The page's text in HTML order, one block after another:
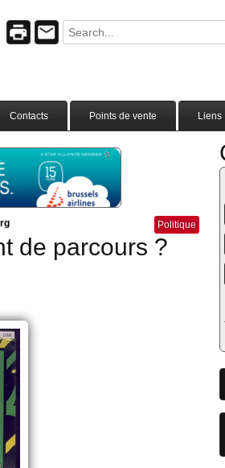
Contacts Points de vente Liens
Politique
de parcours ?